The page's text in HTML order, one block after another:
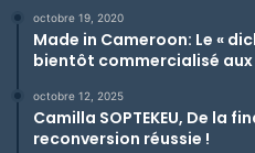
octobre 19, 2020
Made in Cameroon: Le «
bientôt commercialisé
octobre 12, 2025
Camilla SOPTEKEU, De la
reconversion réussie !